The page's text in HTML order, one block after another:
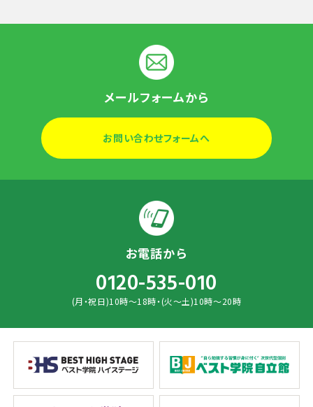
メールフォームから
お問い合わせフォームへ
お電話から
0120-535-010
(月・祝日)10時～18時・(火～土)10時～20時